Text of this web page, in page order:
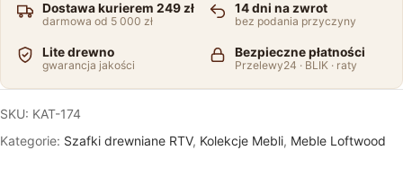
Dostawa kurierem 249 zł
darmowa od 5 000 zł
14 dni na zwrot
bez podania przyczyny
Lite drewno
gwarancja jakości
Bezpieczne płatności
Przelewy24 · BLIK · raty
SKU: KAT-174
Kategorie: Szafki drewniane RTV, Kolekcje Mebli, Meble Loftwood